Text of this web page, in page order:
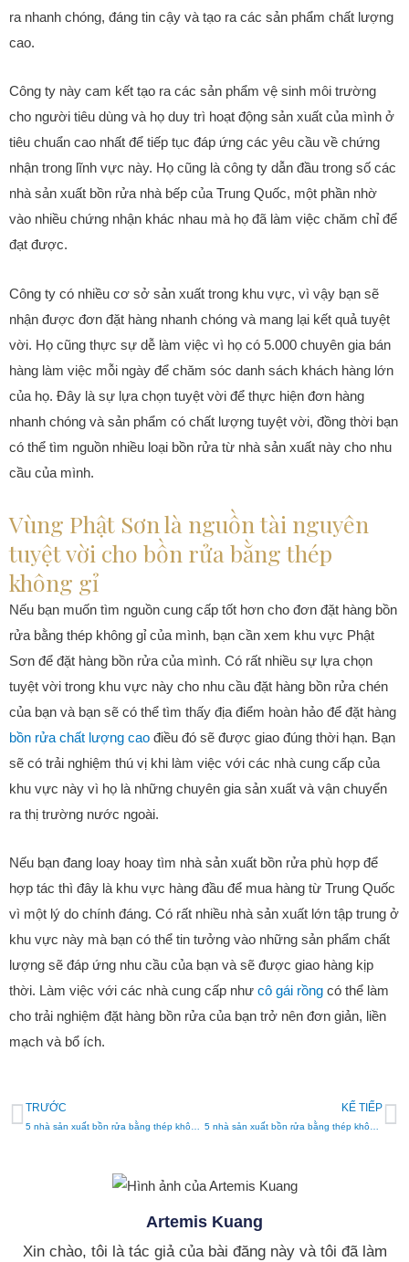
ra nhanh chóng, đáng tin cậy và tạo ra các sản phẩm chất lượng
cao.
Công ty này cam kết tạo ra các sản phẩm vệ sinh môi trường
cho người tiêu dùng và họ duy trì hoạt động sản xuất của mình ở
tiêu chuẩn cao nhất để tiếp tục đáp ứng các yêu cầu về chứng
nhận trong lĩnh vực này. Họ cũng là công ty dẫn đầu trong số các
nhà sản xuất bồn rửa nhà bếp của Trung Quốc, một phần nhờ
vào nhiều chứng nhận khác nhau mà họ đã làm việc chăm chỉ để
đạt được.
Công ty có nhiều cơ sở sản xuất trong khu vực, vì vậy bạn sẽ
nhận được đơn đặt hàng nhanh chóng và mang lại kết quả tuyệt
vời. Họ cũng thực sự dễ làm việc vì họ có 5.000 chuyên gia bán
hàng làm việc mỗi ngày để chăm sóc danh sách khách hàng lớn
của họ. Đây là sự lựa chọn tuyệt vời để thực hiện đơn hàng
nhanh chóng và sản phẩm có chất lượng tuyệt vời, đồng thời bạn
có thể tìm nguồn nhiều loại bồn rửa từ nhà sản xuất này cho nhu
cầu của mình.
Vùng Phật Sơn là nguồn tài nguyên
tuyệt vời cho bồn rửa bằng thép
không gỉ
Nếu bạn muốn tìm nguồn cung cấp tốt hơn cho đơn đặt hàng bồn
rửa bằng thép không gỉ của mình, bạn cần xem khu vực Phật
Sơn để đặt hàng bồn rửa của mình. Có rất nhiều sự lựa chọn
tuyệt vời trong khu vực này cho nhu cầu đặt hàng bồn rửa chén
của bạn và bạn sẽ có thể tìm thấy địa điểm hoàn hảo để đặt hàng
bồn rửa chất lượng cao điều đó sẽ được giao đúng thời hạn. Bạn
sẽ có trải nghiệm thú vị khi làm việc với các nhà cung cấp của
khu vực này vì họ là những chuyên gia sản xuất và vận chuyển
ra thị trường nước ngoài.
Nếu bạn đang loay hoay tìm nhà sản xuất bồn rửa phù hợp để
hợp tác thì đây là khu vực hàng đầu để mua hàng từ Trung Quốc
vì một lý do chính đáng. Có rất nhiều nhà sản xuất lớn tập trung ở
khu vực này mà bạn có thể tin tưởng vào những sản phẩm chất
lượng sẽ đáp ứng nhu cầu của bạn và sẽ được giao hàng kịp
thời. Làm việc với các nhà cung cấp như cô gái rồng có thể làm
cho trải nghiệm đặt hàng bồn rửa của bạn trở nên đơn giản, liền
mạch và bổ ích.
TRƯỚC KẾ TIẾP
5 nhà sản xuất bồn rửa bằng thép không gỉ hàng đầu ở Canada
Artemis Kuang
Xin chào, tôi là tác giả của bài đăng này và tôi đã làm